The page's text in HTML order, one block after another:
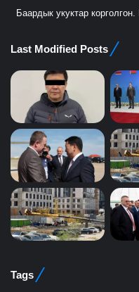
Баардык укуктар
Last Modified Posts
Tags